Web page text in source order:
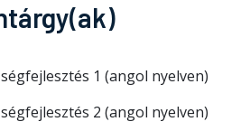
1 (angol nyelven)
2 (angol nyelven)